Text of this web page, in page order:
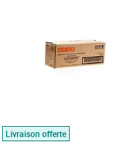
Livraison offerte